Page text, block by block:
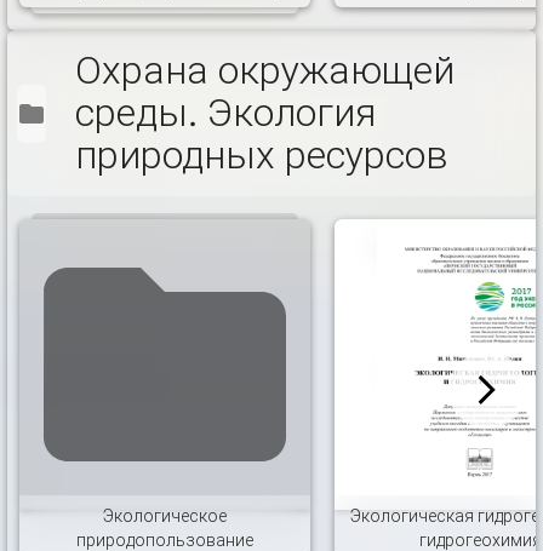
Охрана окружающей
среды. Экология
природных ресурсов
Экологическое
природопользование
Экологическая
гидрогеохимия